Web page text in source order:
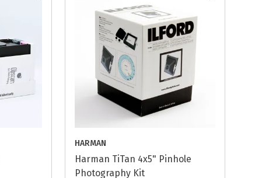
HARMAN
Harman TiTan 4x5" Pinhole
Photography Kit